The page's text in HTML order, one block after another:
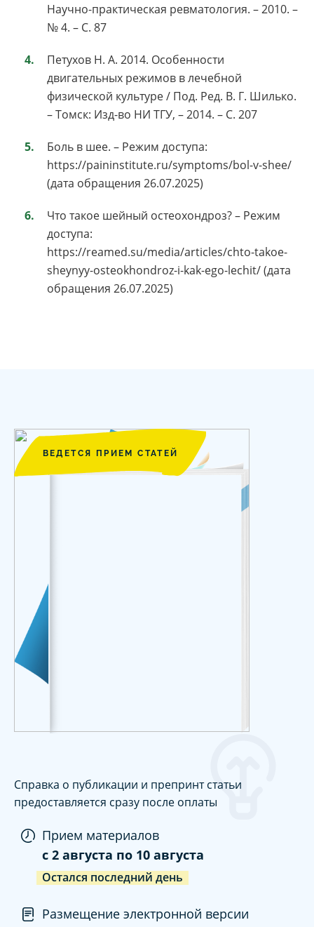
Научно-практическая ревматология. – 2010. –
№ 4. – С. 87
Петухов Н. А. 2014. Особенности
двигательных режимов в лечебной
физической культуре / Под. Ред. В. Г. Шилько.
– Томск: Изд-во НИ ТГУ, – 2014. – С. 207
Боль в шее. – Режим доступа:
https://paininstitute.ru/symptoms/bol-v-shee/
(дата обращения 26.07.2025)
Что такое шейный остеохондроз? – Режим
доступа:
https://reamed.su/media/articles/chto-takoe-
sheynyy-osteokhondroz-i-kak-ego-lechit/ (дата
обращения 26.07.2025)
ВЕДЕТСЯ ПРИЕМ СТАТЕЙ
Справка о публикации и препринт статьи
предоставляется сразу после оплаты
Прием материалов
c 2 августа по 10 августа
Остался последний день
Размещение электронной версии